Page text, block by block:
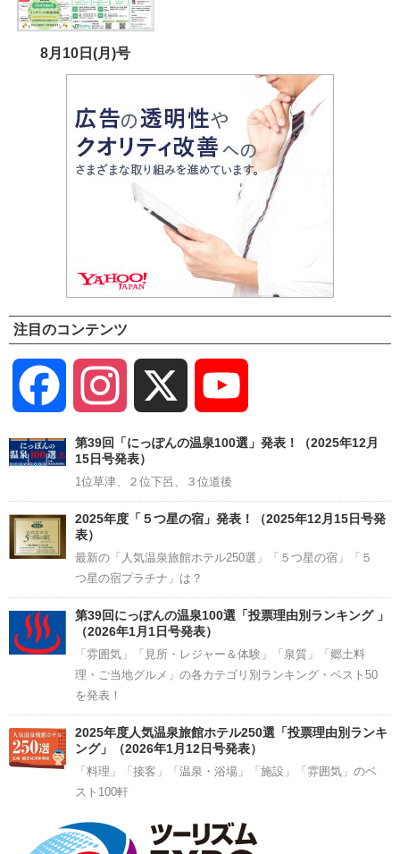
8月10日(月)号
注目のコンテンツ
Facebook Instagram
Channel
第39回「にっぽんの温泉100選」発表！（2025年12月
15日号発表）
1位草津、２位下呂、３位道後
2025年度「５つ星の宿」発表！（2025年12月15日号発
表）
最新の「人気温泉旅館ホテル250選」「５つ星の宿」「５
つ星の宿プラチナ」は？
第39回にっぽんの温泉100選「投票理由別ランキング 」
（2026年1月1日号発表）
「雰囲気」「見所・レジャー＆体験」「泉質」「郷土料
理・ご当地グルメ」の各カテゴリ別ランキング・ベスト50
を発表！
2025年度人気温泉旅館ホテル250選「投票理由別ランキ
ング」（2026年1月12日号発表）
「料理」「接客」「温泉・浴場」「施設」「雰囲気」のベ
スト100軒